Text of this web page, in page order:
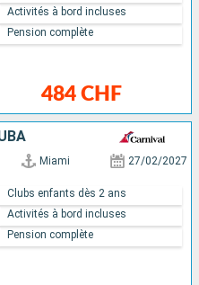
484 CHF
Activités à bord incluses
Pension complète
Miami 27/02/2027
Clubs enfants dès 2 ans
Activités à bord incluses
Pension complète